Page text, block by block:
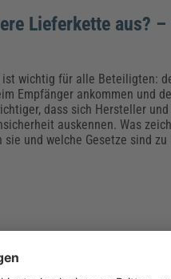
Lieferkette aus?
wichtig für alle Beteiligten:
Empfänger ankommen und
dass sich Hersteller
auskennen. Was
und welche Gesetze sind zu